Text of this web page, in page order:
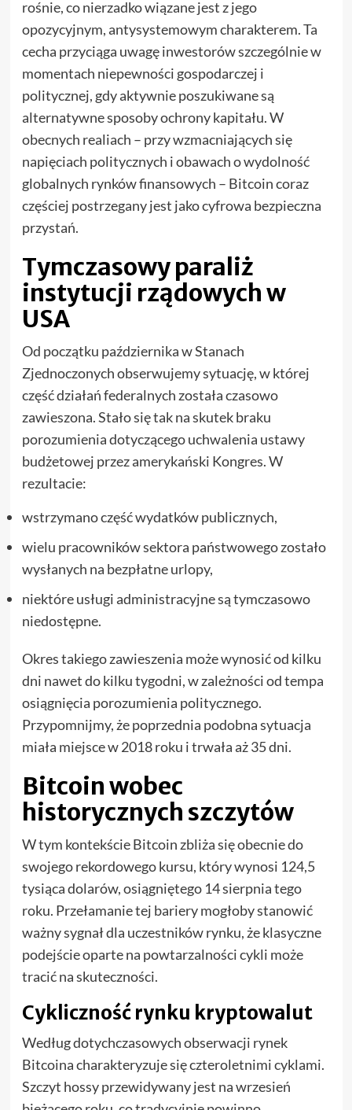
rośnie, co nierzadko wiązane jest z jego
opozycyjnym, antysystemowym charakterem. Ta
cecha przyciąga uwagę inwestorów szczególnie w
momentach niepewności gospodarczej i
politycznej, gdy aktywnie poszukiwane są
alternatywne sposoby ochrony kapitału. W
obecnych realiach – przy wzmacniających się
napięciach politycznych i obawach o wydolność
globalnych rynków finansowych – Bitcoin coraz
częściej postrzegany jest jako cyfrowa bezpieczna
przystań.
Tymczasowy paraliż
instytucji rządowych w
USA
Od początku października w Stanach
Zjednoczonych obserwujemy sytuację, w której
część działań federalnych została czasowo
zawieszona. Stało się tak na skutek braku
porozumienia dotyczącego uchwalenia ustawy
budżetowej przez amerykański Kongres. W
rezultacie:
wstrzymano część wydatków publicznych,
wielu pracowników sektora państwowego zostało
wysłanych na bezpłatne urlopy,
niektóre usługi administracyjne są tymczasowo
niedostępne.
Okres takiego zawieszenia może wynosić od kilku
dni nawet do kilku tygodni, w zależności od tempa
osiągnięcia porozumienia politycznego.
Przypomnijmy, że poprzednia podobna sytuacja
miała miejsce w 2018 roku i trwała aż 35 dni.
Bitcoin wobec
historycznych szczytów
W tym kontekście Bitcoin zbliża się obecnie do
swojego rekordowego kursu, który wynosi 124,5
tysiąca dolarów, osiągniętego 14 sierpnia tego
roku. Przełamanie tej bariery mogłoby stanowić
ważny sygnał dla uczestników rynku, że klasyczne
podejście oparte na powtarzalności cykli może
tracić na skuteczności.
Cykliczność rynku kryptowalut
Według dotychczasowych obserwacji rynek
Bitcoina charakteryzuje się czteroletnimi cyklami.
Szczyt hossy przewidywany jest na wrzesień